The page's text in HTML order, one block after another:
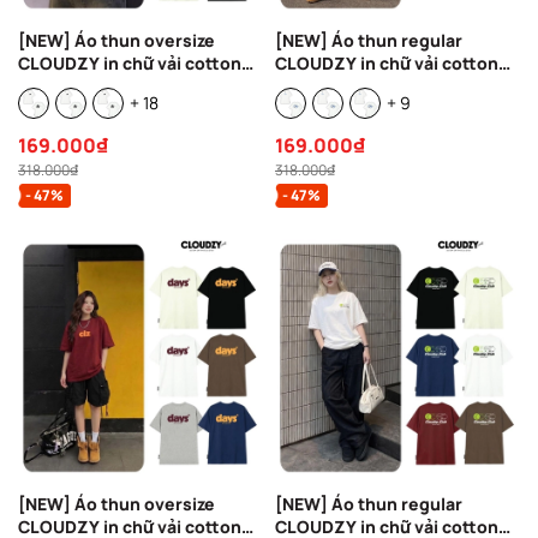
[NEW] Áo thun oversize
CLOUDZY in chữ vải cotton
100% 250gsm form rộng nam
nữ áo phông regular local
+ 18
169.000₫
318.000₫
- 47%
[NEW] Áo thun regular
CLOUDZY in chữ vải cotton
100% 250gsm form rộng nam
nữ áo phông oversize local
REFINE
+ 9
169.000₫
318.000₫
- 47%
[NEW] Áo thun oversize
CLOUDZY in chữ vải cotton
[NEW] Áo thun regular
CLOUDZY in chữ vải cotton